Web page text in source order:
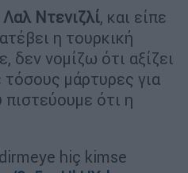
Λαλ Ντενιζλί, και είπε
η τουρκική
δεν νομίζω ότι αξίζει
μάρτυρες για
ότι η
hiç kimse